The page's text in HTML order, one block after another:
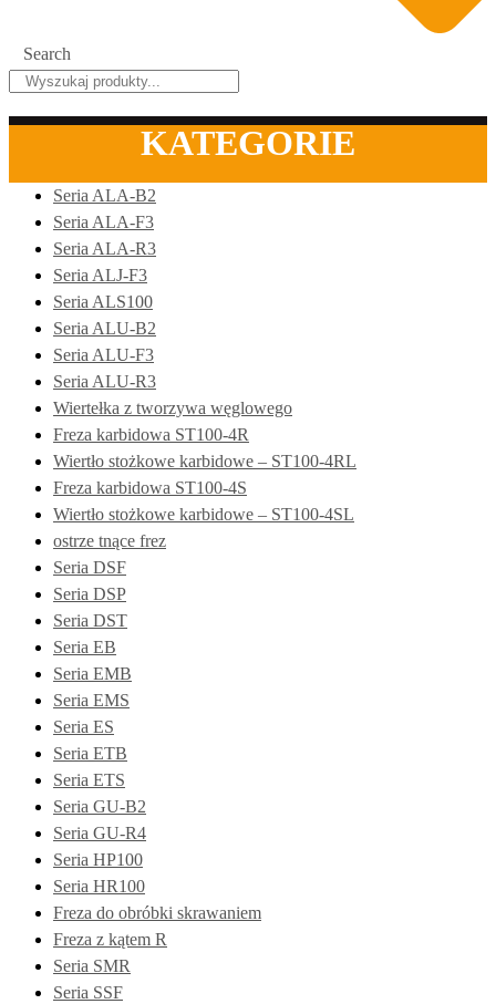
Search
KATEGORIE
Seria ALA-B2
Seria ALA-F3
Seria ALA-R3
Seria ALJ-F3
Seria ALS100
Seria ALU-B2
Seria ALU-F3
Seria ALU-R3
Wiertełka z tworzywa węglowego
Freza karbidowa ST100-4R
Wiertło stożkowe karbidowe – ST100-4RL
Freza karbidowa ST100-4S
Wiertło stożkowe karbidowe – ST100-4SL
ostrze tnące frez
Seria DSF
Seria DSP
Seria DST
Seria EB
Seria EMB
Seria EMS
Seria ES
Seria ETB
Seria ETS
Seria GU-B2
Seria GU-R4
Seria HP100
Seria HR100
Freza do obróbki skrawaniem
Freza z kątem R
Seria SMR
Seria SSF